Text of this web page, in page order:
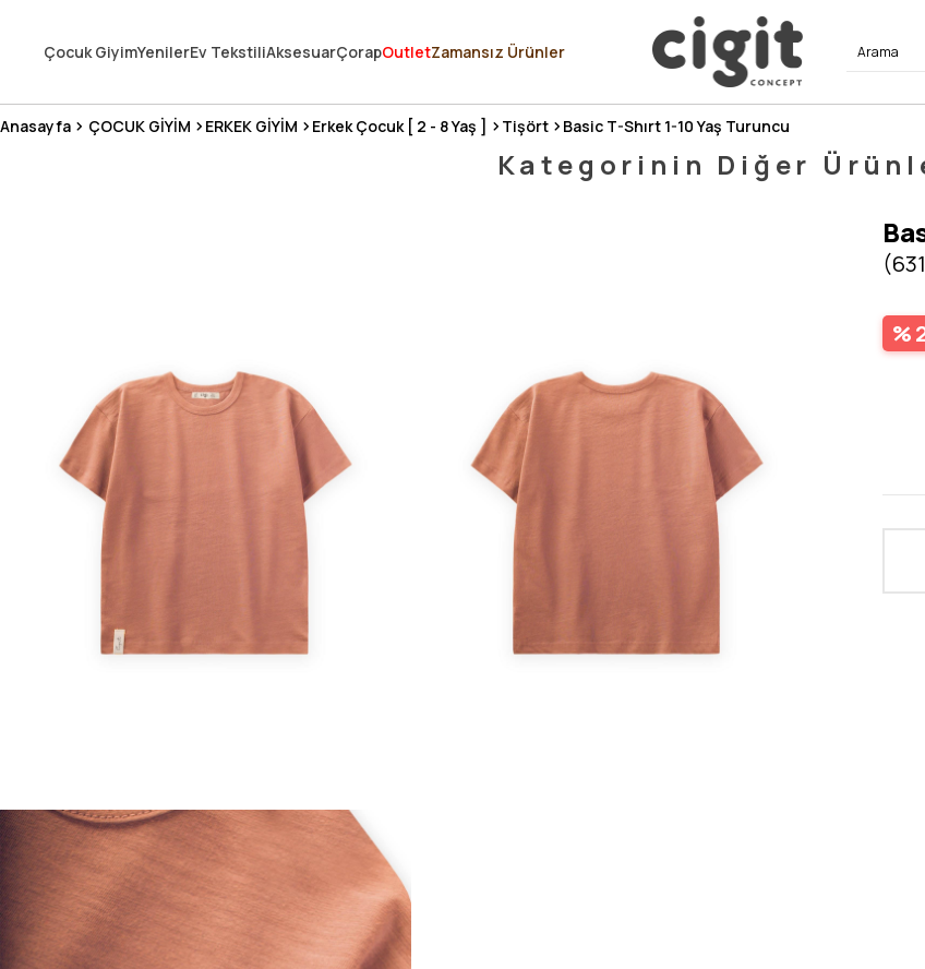
3 MİLYONDAN FAZLA MUTLU MÜŞTERİ ❤️ 10 MİLYON ÜRÜN
Çocuk GiyimYenilerEv TekstiliAksesuarÇorapOutletZamansız Ürünler
Anasayfa ÇOCUK GİYİM ERKEK GİYİM Erkek Çocuk [ 2 - 8 Yaş ] Tişört Basic T-Shırt 1-10 Yaş Turuncu
Kategorinin Diğer